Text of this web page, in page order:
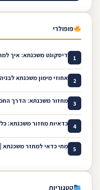
פופולרי
1 דיסקונט משכנתא: איך
2 אחוזי מימון משכנתא
3 מחזור משכנתא: הדרך
4 כדאיות מחזור משכנתא:
5 מתי כדאי למחזר משכנתא
קטגוריות